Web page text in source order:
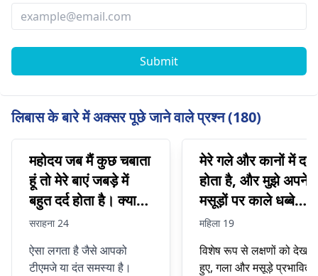
Submit
लिबास के बारे में अक्सर पूछे जाने वाले प्रश्न (180)
महोदय जब मैं कुछ चबाता
हूं तो मेरे बाएं जबड़े में
बहुत दर्द होता है। क्या
आप मुझे दवा या समाधान
दे सकते हैं?
सराहना 24
ऐसा लगता है जैसे आपको
टीएमजे या दंत समस्या है।
मेरे गले और कानों में दर्द
होता है, और मुझे अपने
मसूड़ों पर काले धब्बे
दिखाई देते हैं।
महिला 19
विशेष रूप से लक्षणों को देखते
हुए, गला और मसूड़े प्रभावित